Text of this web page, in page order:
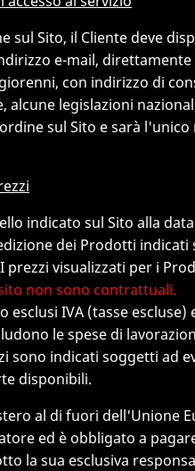
sul Sito, il Cliente deve
e-mail,
con indirizzo di
alcune legislazioni
sul Sito e sarà
indicato sul Sito alla
dei Prodotti
prezzi visualizzati per i
non sono contrattuali.
esclusi IVA (tasse
le spese di
sono indicati soggetti ad
disponibili.
al di fuori dell'Unione
ed è obbligato a
la sua esclusiva